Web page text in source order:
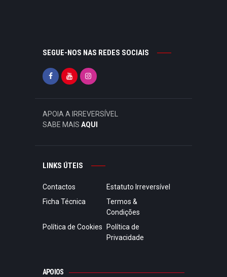
SEGUE-NOS NAS REDES SOCIAIS
APOIA A IRREVERSÍVEL
SABE MAIS AQUI
LINKS ÚTEIS
Contactos
Estatuto Irreversível
Ficha Técnica
Termos &
Condições
Política de Cookies
Política de
Privacidade
APOIOS